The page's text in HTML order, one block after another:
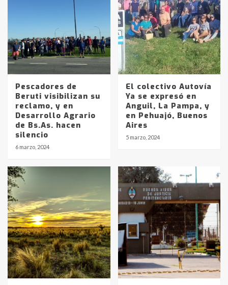
Pescadores de
Beruti visibilizan su
reclamo, y en
Desarrollo Agrario
de Bs.As. hacen
silencio
6 marzo, 2024
El colectivo Autovía
Ya se expresó en
Anguil, La Pampa, y
en Pehuajó, Buenos
Aires
5 marzo, 2024
pampeanos que fueron
4
Accidente en Ruta 5: falleció un
joven de Trenque Lauquen
5
Los precios de los combustibles en
La Pampa, desde YPF hasta Axion
entre 857 a 1338 pesos